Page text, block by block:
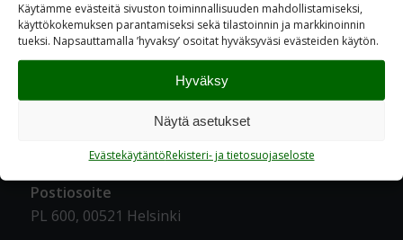
Käytämme evästeitä sivuston toiminnallisuuden mahdollistamiseksi,
käyttökokemuksen parantamiseksi sekä tilastoinnin ja markkinoinnin
tueksi. Napsauttamalla ’hyvaksy’ osoitat hyväksyväsi evästeiden käytön.
Hyväksy
Näytä asetukset
EvästekäytäntöRekisteri- ja tietosuojaseloste
YHTEYSTIEDOT
Ratavartijankatu 2 A, 00520 Helsinki
Postiosoite
PL 600, 00521 Helsinki